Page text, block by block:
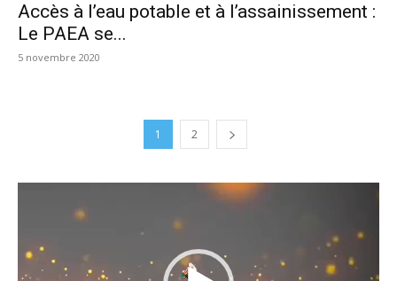
Accès à l’eau potable et à l’assainissement :
Le PAEA se...
5 novembre 2020
1 2